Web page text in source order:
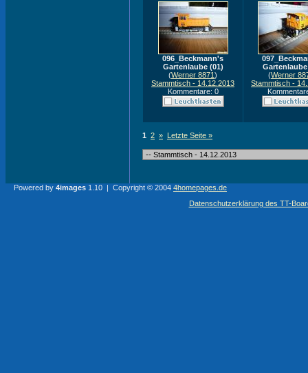
096_Beckmann's
Gartenlaube (01)
(Werner 8871)
Stammtisch - 14.12.2013
Kommentare: 0
Gartenlaube
(Werner
Stammtisch -
1 2 » Letzte Seite »
Powered by 4images 1.10 | Copyright © 2004 4homepages.de
Datenschutzerklärung des TT-